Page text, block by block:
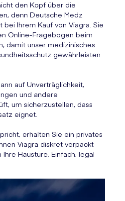
den Kopf über die
denn Deutsche Medz
Ihrem Kauf von Viagra. Sie
Online-Fragebogen beim
damit unser medizinisches
gewährleisten
auf Unverträglichkeit,
und andere
um sicherzustellen, dass
eignet.
erhalten Sie ein privates
Viagra diskret verpackt
Haustüre. Einfach, legal